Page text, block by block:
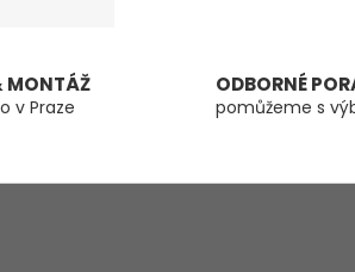
MONTÁŽ
v Praze
ODBORNÉ
pomůžeme s